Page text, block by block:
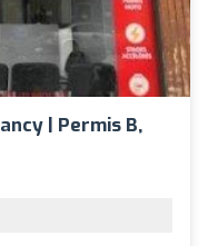
| Permis B,